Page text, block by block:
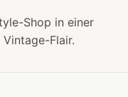
Shop in einer
Flair.